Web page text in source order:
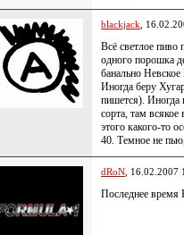
blackjack ,
Всё светлое пиво
одного порошка
банально
Иногда беру
пишется). Иногда
сорта, там
этого какого-то
40. Темное не
dRoN , 16.02.2007
Последнее время